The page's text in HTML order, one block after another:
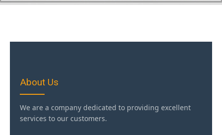
About Us
We are a company dedicated to providing excellent
services to our customers.